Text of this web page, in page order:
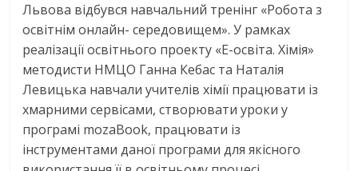
Львова відбувся навчальний тренінг «Робота з
освітнім онлайн- середовищем». У рамках
реалізації освітнього проекту «Е-освіта. Хімія»
методисти НМЦО Ганна Кебас та Наталія
Левицька навчали учителів хімії працювати із
хмарними сервісами, створювати уроки у
програмі mozaBook, працювати із
інструментами даної програми для якісного